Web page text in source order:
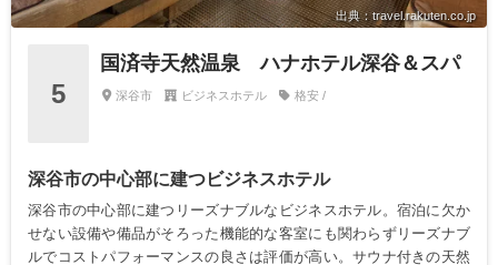
出典：travel.rakuten.co.jp
5
国済寺天然温泉 ハナホテル深谷＆スパ
深谷市 ビジネスホテル 格安 /
深谷市の中心部に建つビジネスホテル
深谷市の中心部に建つリーズナブルなビジネスホテル。宿泊に欠か
せない設備や備品がそろった機能的な客室にも関わらずリーズナブ
ルでコストパフォーマンスの良さは評価が高い。サウナ付きの天然